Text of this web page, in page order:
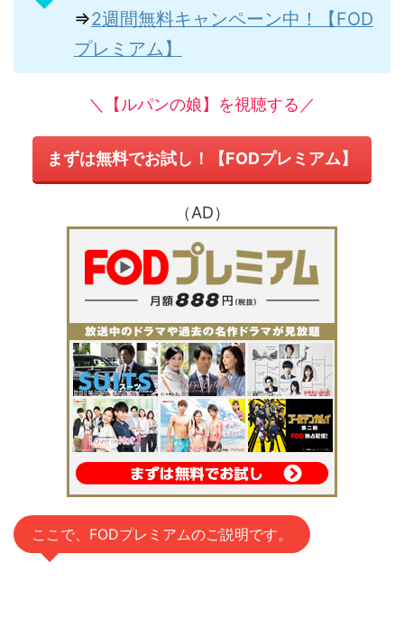
⇒2週間無料キャンペーン中！【FOD
プレミアム】
＼【ルパンの娘】を視聴する／
まずは無料でお試し！【FODプレミアム】
（AD）
ここで、FODプレミアムのご説明です。